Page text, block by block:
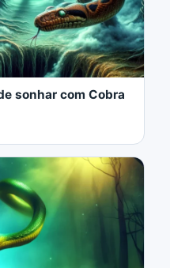
sonhar com Cobra